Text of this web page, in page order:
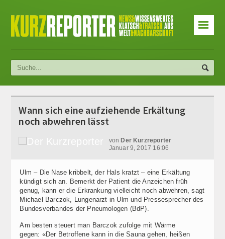
☰
Wann sich eine aufziehende Erkältung
noch abwehren lässt
von Der Kurzreporter
Januar 9, 2017 16:06
Ulm – Die Nase kribbelt, der Hals kratzt – eine Erkältung
kündigt sich an. Bemerkt der Patient die Anzeichen früh
genug, kann er die Erkrankung vielleicht noch abwehren, sagt
Michael Barczok, Lungenarzt in Ulm und Pressesprecher des
Bundesverbandes der Pneumologen (BdP).
Am besten steuert man Barczok zufolge mit Wärme
gegen: «Der Betroffene kann in die Sauna gehen, heißen